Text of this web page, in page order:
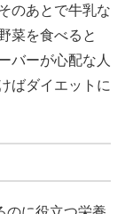
のあとで牛乳な
菜を食べると
バーが心配な人
ばダイエットに